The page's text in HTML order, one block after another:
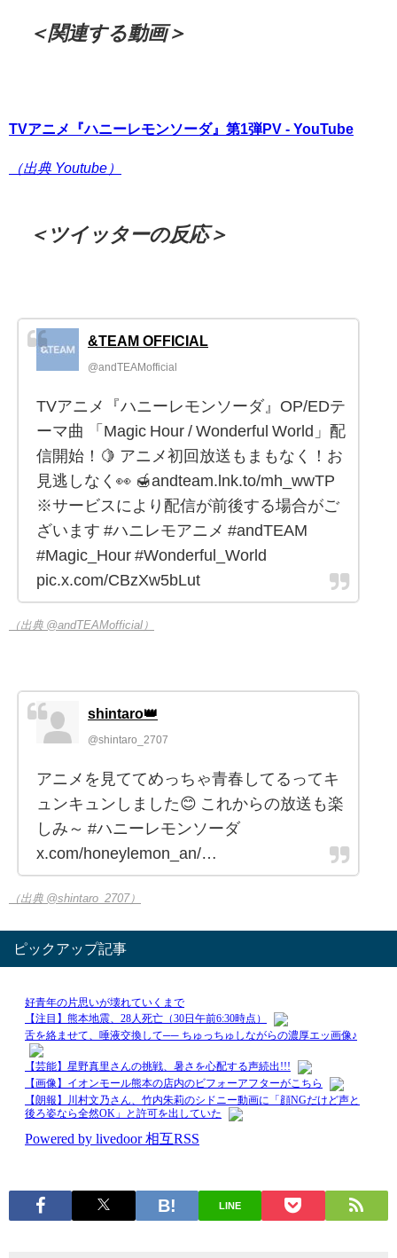
＜関連する動画＞
TVアニメ『ハニーレモンソーダ』第1弾PV - YouTube
（出典 Youtube）
＜ツイッターの反応＞
&TEAM OFFICIAL
@andTEAMofficial
TVアニメ『ハニーレモンソーダ』OP/EDテ
ーマ曲 「Magic Hour / Wonderful World」配
信開始！🍋 アニメ初回放送もまもなく！お
見逃しなく👀 🍯andteam.lnk.to/mh_wwTP
※サービスにより配信が前後する場合がご
ざいます #ハニレモアニメ #andTEAM
#Magic_Hour #Wonderful_World
pic.x.com/CBzXw5bLut
（出典 @andTEAMofficial）
shintaro👑
@shintaro_2707
アニメを見ててめっちゃ青春してるってキ
ュンキュンしました😊 これからの放送も楽
しみ～ #ハニーレモンソーダ
x.com/honeylemon_an/…
（出典 @shintaro_2707）
ピックアップ記事
LINE